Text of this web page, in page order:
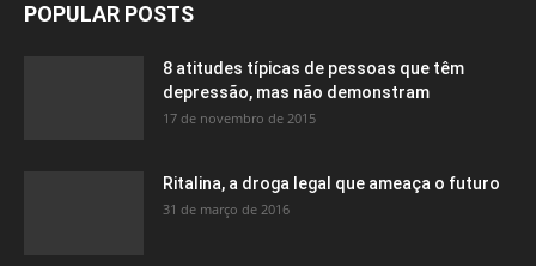
POPULAR POSTS
8 atitudes típicas de pessoas que têm
depressão, mas não demonstram
17 de novembro de 2015
Ritalina, a droga legal que ameaça o futuro
31 de março de 2016